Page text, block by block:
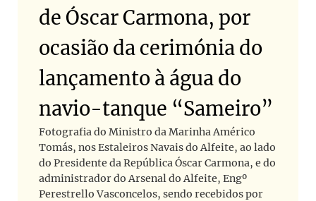
de Óscar Carmona, por
ocasião da cerimónia do
lançamento à água do
navio-tanque “Sameiro”
Fotografia do Ministro da Marinha Américo
Tomás, nos Estaleiros Navais do Alfeite, ao lado
do Presidente da República Óscar Carmona, e do
administrador do Arsenal do Alfeite, Engº
Perestrello Vasconcelos, sendo recebidos por